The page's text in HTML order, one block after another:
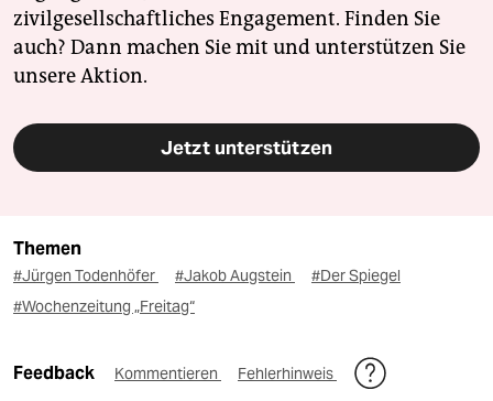
zivilgesellschaftliches Engagement. Finden Sie
auch? Dann machen Sie mit und unterstützen Sie
unsere Aktion.
Jetzt unterstützen
Themen
#Jürgen Todenhöfer #Jakob Augstein
#Der Spiegel
#Wochenzeitung „Freitag“
Feedback Kommentieren Fehlerhinweis